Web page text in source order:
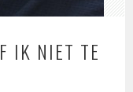
IK NIET TE